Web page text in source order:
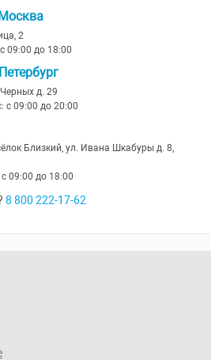
2
09:00 до 18:00
д. 29
с 09:00 до 20:00
Близкий, ул. Ивана Шкабуры д. 8,
09:00 до 18:00
8 800 222-17-62